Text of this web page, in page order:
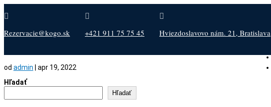

Rezervacie@kogo.sk

+421 911 75 75 45

Hviezdoslavovo nám. 21, Bratislava
od admin
apr 19, 2022
Hľadať
Hľadať